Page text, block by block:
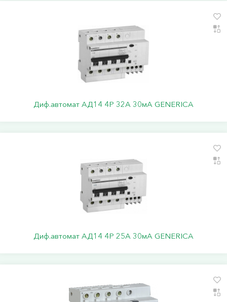
Диф.автомат АД14 4Р 32А 30мА GENERICA
Диф.автомат АД14 4Р 25А 30мА GENERICA